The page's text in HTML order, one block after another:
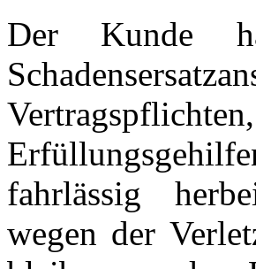
Der Kunde
fahrlässig
wegen der